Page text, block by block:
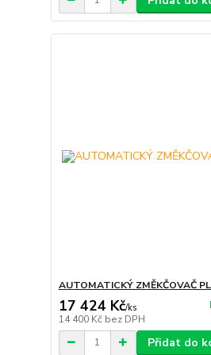
AUTOMATICKÝ ZMĚKČOVAČ
17 424 Kč/ks
14 400 Kč bez DPH
Přidat do